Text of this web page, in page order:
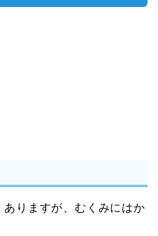
ありますが、むくみにはか